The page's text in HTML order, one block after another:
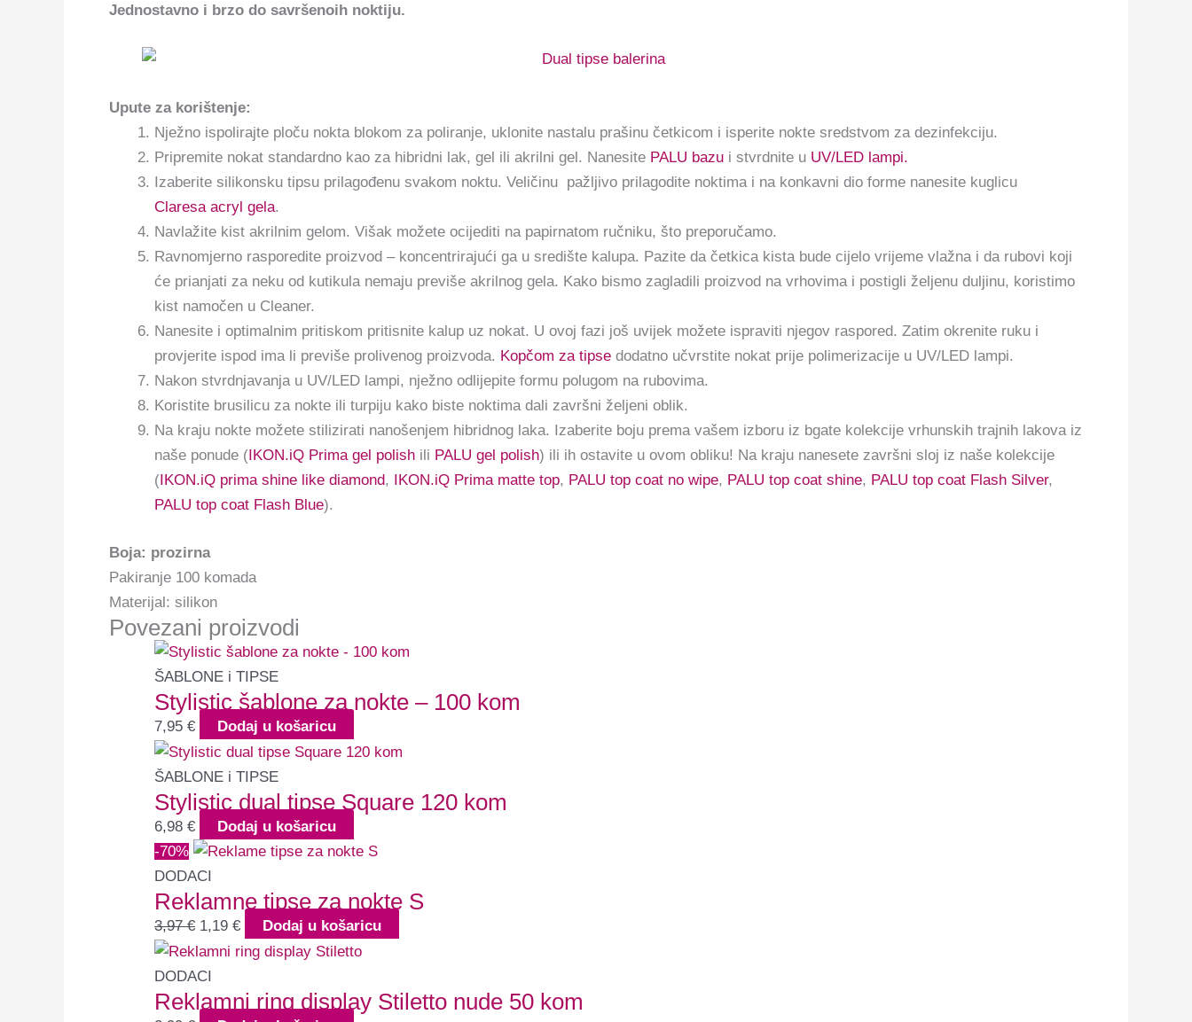
Jednostavno i brzo do savršenoih noktiju.
Upute za korištenje:
Nježno ispolirajte ploču nokta blokom za poliranje, uklonite nastalu prašinu četkicom i isperite nokte sredstvom za dezinfekciju.
Pripremite nokat standardno kao za hibridni lak, gel ili akrilni gel. Nanesite PALU bazu i stvrdnite u UV/LED lampi.
Izaberite silikonsku tipsu prilagođenu svakom noktu. Veličinu pažljivo prilagodite noktima i na konkavni dio forme nanesite kuglicu
Claresa acryl gela.
Navlažite kist akrilnim gelom. Višak možete ocijediti na papirnatom ručniku, što preporučamo.
Ravnomjerno rasporedite proizvod – koncentrirajući ga u središte kalupa. Pazite da četkica kista bude cijelo vrijeme vlažna i da rubovi koji
će prianjati za neku od kutikula nemaju previše akrilnog gela. Kako bismo zagladili proizvod na vrhovima i postigli željenu duljinu, koristimo
kist namočen u Cleaner.
Nanesite i optimalnim pritiskom pritisnite kalup uz nokat. U ovoj fazi još uvijek možete ispraviti njegov raspored. Zatim okrenite ruku i
provjerite ispod ima li previše prolivenog proizvoda. Kopčom za tipse dodatno učvrstite nokat prije polimerizacije u UV/LED lampi.
Nakon stvrdnjavanja u UV/LED lampi, nježno odlijepite formu polugom na rubovima.
Koristite brusilicu za nokte ili turpiju kako biste noktima dali završni željeni oblik.
Na kraju nokte možete stilizirati nanošenjem hibridnog laka. Izaberite boju prema vašem izboru iz bgate kolekcije vrhunskih trajnih lakova iz
naše ponude ( IKON.iQ Prima gel polish ili PALU gel polish) ili ih ostavite u ovom obliku! Na kraju nanesete završni sloj iz naše kolekcije
( IKON.iQ prima shine like diamond, IKON.iQ Prima matte top, PALU top coat no wipe, PALU top coat shine, PALU top coat Flash Silver,
PALU top coat Flash Blue).
Boja: prozirna
Pakiranje 100 komada
Materijal: silikon
Povezani proizvodi
ŠABLONE i TIPSE
Stylistic šablone za nokte – 100 kom
7,95 € Dodaj u košaricu
ŠABLONE i TIPSE
Stylistic dual tipse Square 120 kom
6,98 €
Dodaj u košaricu
-70%
DODACI
Reklamne tipse za nokte S
3,97€ 1,19 € Dodaj u košaricu
DODACI
Reklamni ring display Stiletto nude 50 kom